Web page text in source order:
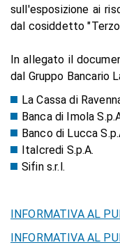
sull'esposizione ai
dal cosiddetto
In allegato il
dal Gruppo Bancario
La Cassa di
Banca di Imola
Banco di Lucca
Italcredi S.p.A.
Sifin s.r.l.
INFORMATIVA AL
INFORMATIVA AL